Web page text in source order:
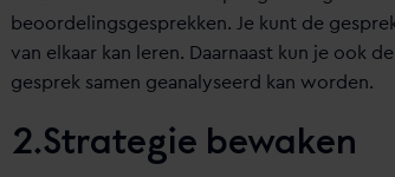
beoordelingsgesprekken. Je kunt de
van elkaar kan leren. Daarnaast kun je ook
gesprek samen geanalyseerd kan worden.
2.Strategie bewaken